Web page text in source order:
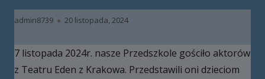
Autor
admin8739 Opublikowano
20 listopada, 2024
7 listopada 2024r. nasze Przedszkole gościło aktorów
z Teatru Eden z Krakowa. Przedstawili oni dzieciom